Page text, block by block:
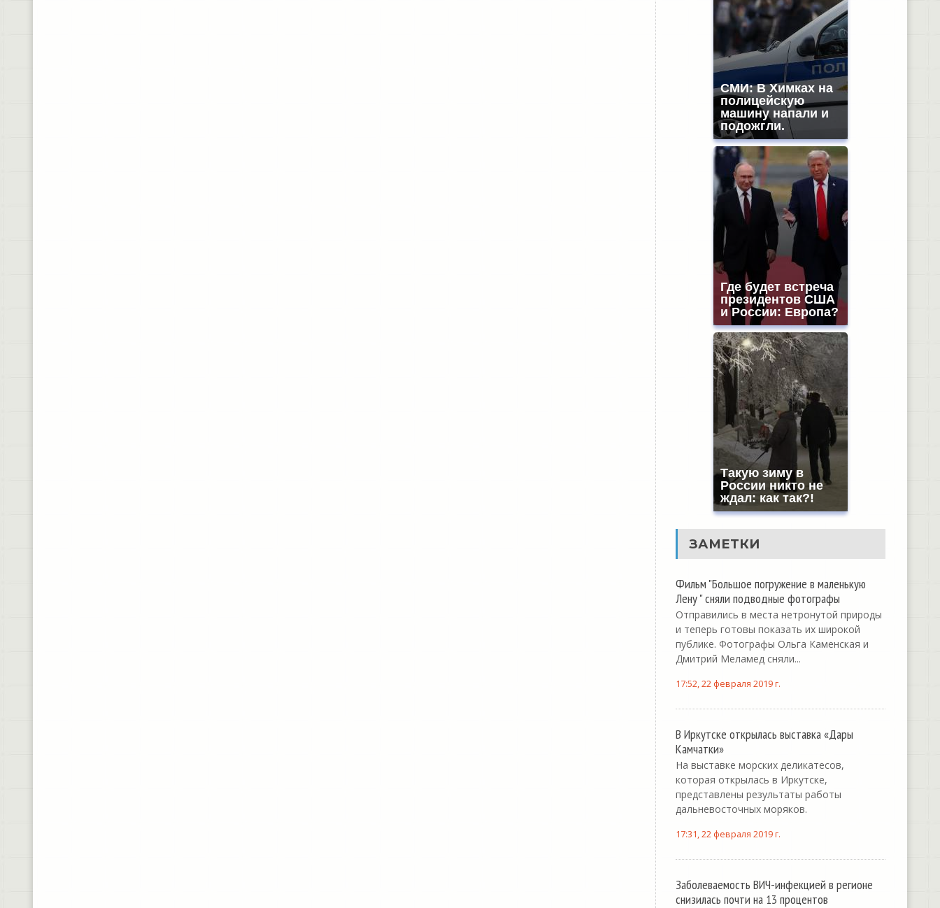
СМИ: В Химках на
полицейскую
машину напали и
подожгли.
Где будет встреча
президентов США
и России: Европа?
Такую зиму в
России никто не
ждал: как так?!
ЗАМЕТКИ
Фильм "Большое погружение в маленькую
Лену " сняли подводные фотографы
Отправились в места нетронутой природы
и теперь готовы показать их широкой
публике. Фотографы Ольга Каменская и
Дмитрий Меламед сняли...
17:52, 22 февраля 2019 г.
В Иркутске открылась выставка «Дары
Камчатки»
На выставке морских деликатесов,
которая открылась в Иркутске,
представлены результаты работы
дальневосточных моряков.
17:31, 22 февраля 2019 г.
Заболеваемость ВИЧ-инфекцией в регионе
снизилась почти на 13 процентов